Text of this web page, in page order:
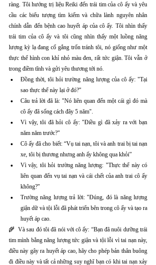
ràng. Tôi hướng trị liệu Reiki đến trái tim của cô ấy và yêu
cầu các biểu tượng tìm kiếm và chữa lành nguyên nhân
chính dẫn đến bệnh cao huyết áp của cô ấy. Tôi nhìn thấy
trái tim của cô ấy và tôi cũng nhìn thấy một luồng năng
lượng kỳ lạ đang cố gắng trốn tránh tôi, nó giống như một
thực thể hình con khỉ nhỏ màu đen, rất tức giận. Tôi vẫn ở
trong điềm tĩnh và gửi yêu thương tới nó.
Đồng thời, tôi hỏi trường năng lượng của cô ấy: "Tại
sao thực thể này lại ở đó?"
Câu trả lời đã là: "Nó liên quan đến một cái gì đó mà
cô ấy đã sống cách đây 5 năm".
Vì vậy, tôi đã hỏi cô ấy: "Điều gì đã xảy ra với bạn
năm năm trước?"
Cô ấy đã cho biết: “Vụ tai nạn, tôi và anh trai bị tai nạn
xe, tôi bị thương nhưng anh ấy không qua khỏi”
Vì vậy, tôi hỏi trường năng lượng: "Thực thể này có
liên quan đến vụ tai nạn và cái chết của anh trai cô ấy
không?"
Trường năng lượng trả lời: "Đúng, đó là năng lượng
giận dữ và tội lỗi đã phát triển bên trong cô ấy và tạo ra
huyết áp cao.
🌾  Và sau đó tôi đã nói với cô ấy: “Bạn đã nuôi dưỡng trái
tim mình bằng năng lượng tức giận và tội lỗi vì tai nạn này,
điều này gây ra huyết áp cao, hãy cho phép bản thân buông
đi điều này và tất cả những suy nghĩ bạn có khi tai nạn xảy